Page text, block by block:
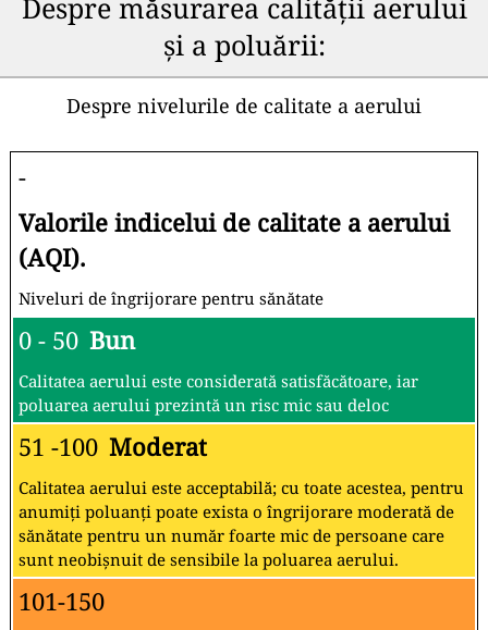
Despre măsurarea calității aerului
și a poluării:
Despre nivelurile de calitate a aerului
-
Valorile indicelui de calitate a aerului
(AQI).
Niveluri de îngrijorare pentru sănătate
0 - 50 Bun
Calitatea aerului este considerată satisfăcătoare, iar
poluarea aerului prezintă un risc mic sau deloc
51 -100 Moderat
Calitatea aerului este acceptabilă; cu toate acestea, pentru
anumiți poluanți poate exista o îngrijorare moderată de
sănătate pentru un număr foarte mic de persoane care
sunt neobișnuit de sensibile la poluarea aerului.
101-150